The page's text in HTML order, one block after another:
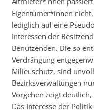
Eigentümer*innen
lediglich auf eine
Interessen der
Benutzenden. Die so
Verdrängung
Milieuschutz, sind
Bezirksverwaltungen
Vorgehen zeigt
Das Interesse der